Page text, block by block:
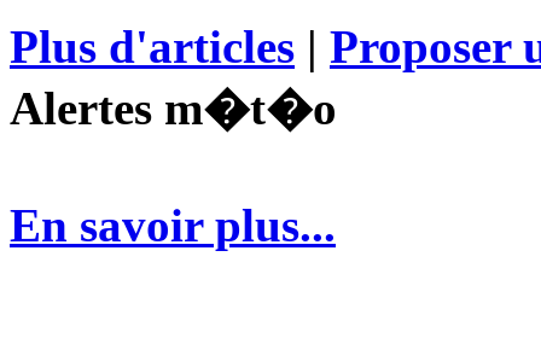
Plus d'articles | Proposer
Alertes m�t�o
En savoir plus...